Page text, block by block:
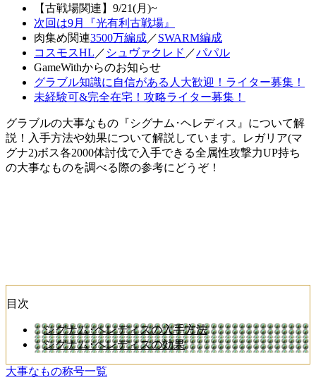
【古戦場関連】9/21(月)~
次回は9月『光有利古戦場』
肉集め関連3500万編成／SWARM編成
コスモスHL ／ シュヴァクレド ／パパル
GameWithからのお知らせ
グラブル知識に自信がある人大歓迎！ライター募集！
未経験可&完全在宅！攻略ライター募集！
グラブルの大事なもの『シグナム･ヘレディス』について解
説！入手方法や効果について解説しています。レガリア(マ
グナ2)ボス各2000体討伐で入手できる全属性攻撃力UP持ち
の大事なものを調べる際の参考にどうぞ！
目次
シグナム･ヘレディスの入手方法
シグナム･ヘレディスの効果
大事なもの称号一覧